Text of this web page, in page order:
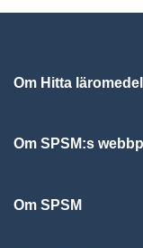
Om Hitta läromedel
Om SPSM:s
Om SPSM